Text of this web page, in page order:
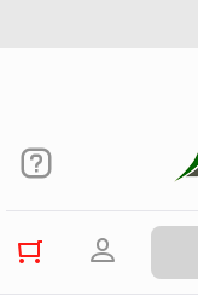
ورود به